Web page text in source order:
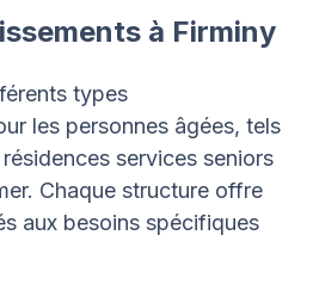
à Firminy
types
les personnes âgées, tels
services seniors
Chaque structure offre
aux besoins spécifiques